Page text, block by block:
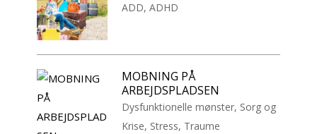
ADD,ADHD
MOBNING PÅ
ARBEJDSPLADSEN
Dysfunktionelle mønster, Sorg og
Krise, Stress, Traume